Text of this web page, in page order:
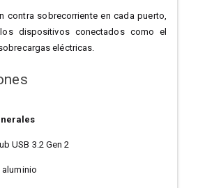
contra sobrecorriente en cada puerto,
dispositivos conectados como el
eléctricas.
USB 3.2 Gen 2
aluminio